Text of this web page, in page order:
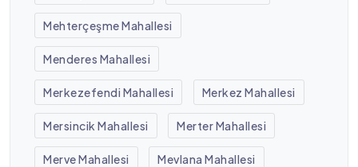
Mehterçeşme Mahallesi
Menderes Mahallesi
Merkezefendi Mahallesi Merkez Mahallesi
Mersincik Mahallesi Merter Mahallesi
Merve Mahallesi Mevlana Mahallesi